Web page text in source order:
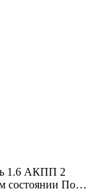
1.6 АКПП 2
состоянии По…